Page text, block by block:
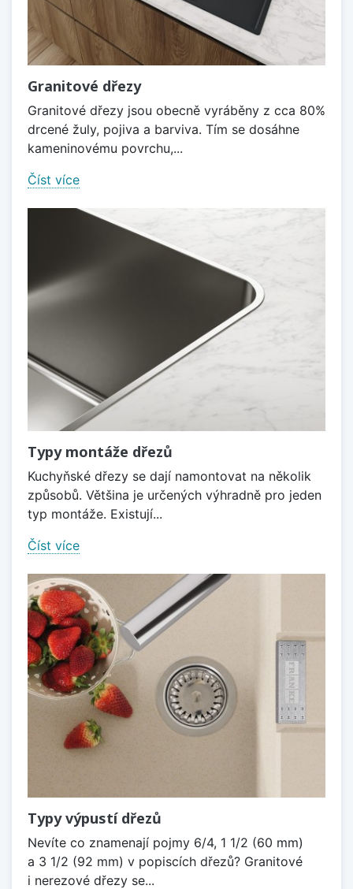
Granitové dřezy
Granitové dřezy jsou obecně vyráběny z cca 80%
drcené žuly, pojiva a barviva. Tím se dosáhne
kameninovému povrchu,...
Číst více
Typy montáže dřezů
Kuchyňské dřezy se dají namontovat na několik
způsobů. Většina je určených výhradně pro jeden
typ montáže. Existují...
Číst více
Typy výpustí dřezů
Nevíte co znamenají pojmy 6/4, 1 1/2 (60 mm)
a 3 1/2 (92 mm) v popiscích dřezů? Granitové
i nerezové dřezy se...